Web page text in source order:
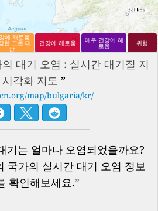
에 해로움
한 그룹 대
상
건강에 해로움 매우 건강에 해
로움 위험
대기 오염 : 실시간 대기질 지
시각화 지도 ”
map/bulgaria/kr/
기는 얼마나 오염되었을까요?
국가의 실시간 대기 오염 정보
확인해보세요.”